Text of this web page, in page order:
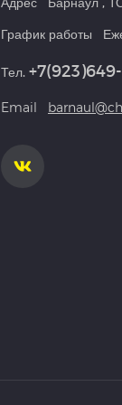
График работы
Тел.
Email